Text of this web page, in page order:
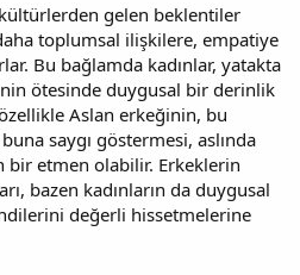
gelen beklentiler
toplumsal ilişkilere, empatiye
Bu bağlamda kadınlar, yatakta
ötesinde duygusal bir derinlik
Aslan erkeğinin, bu
saygı göstermesi, aslında
bir etmen olabilir. Erkeklerin
bazen kadınların da duygusal
değerli hissetmelerine